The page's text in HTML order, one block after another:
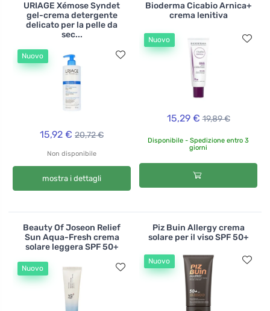
URIAGE Xémose Syndet
gel-crema detergente
delicato per la pelle da
sec...
Nuovo
15,92 € 20,72 €
Non disponibile
mostra i dettagli
Bioderma Cicabio Arnica+
crema lenitiva
Nuovo
15,29 € 19,89 €
Disponibile - Spedizione entro 3
giorni
Beauty Of Joseon Relief
Sun Aqua-Fresh crema
solare leggera SPF 50+
Nuovo
Piz Buin Allergy crema
solare per il viso SPF 50+
Nuovo